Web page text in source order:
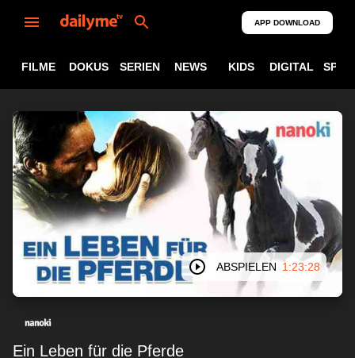
APP DOWNLOAD
FILME DOKUS SERIEN NEWS KIDS DIGITAL
ABSPIELEN 1:23:28
Ein Leben für die Pferde